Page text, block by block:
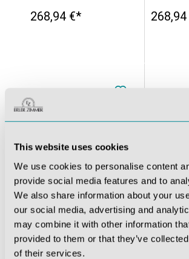
This website uses cookies
We use cookies to personalise content
provide social media features and to
We also share information about your
our social media, advertising and
may combine it with other information
provided to them or that they’ve
of their services.
268,94 €*
SonoEZ Ultraschalltrainer "ECHO"
268,94 €*